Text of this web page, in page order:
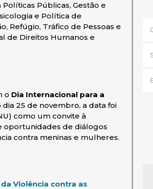
Públicas, Gestão e
e Política de
Refúgio, Tráfico de Pessoas e
de Direitos Humanos e
o Dia Internacional para a
dia 25 de novembro, a data foi
como um convite à
oportunidades de diálogos
contra meninas e mulheres.
Violência contra as